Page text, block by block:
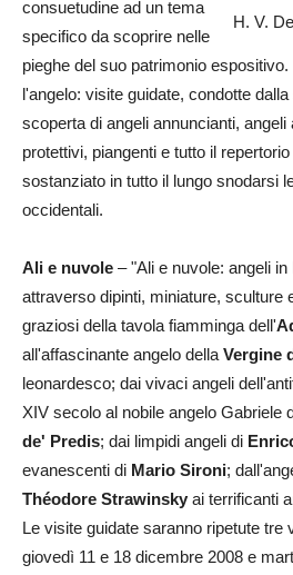
H. V.
consuetudine ad un tema
specifico da scoprire nelle
pieghe del suo patrimonio
l'angelo: visite guidate, condotte
scoperta di angeli annuncianti, angeli
protettivi, piangenti e tutto il
sostanziato in tutto il lungo snodarsi
occidentali.
Ali e nuvole – "Ali e nuvole: angeli
attraverso dipinti, miniature, sculture
graziosi della tavola fiamminga dell'
all'affascinante angelo della Vergine
leonardesco; dai vivaci angeli
XIV secolo al nobile angelo Gabriele
de' Predis; dai limpidi angeli di
evanescenti di Mario Sironi;
Théodore Strawinsky ai terrificanti
Le visite guidate saranno ripetute tre
giovedì 11 e 18 dicembre 2008 e